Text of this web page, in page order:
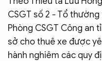
CSGT số 2 - Tổ
Phòng CSGT Công an
sở cho thuê xe được
hành nghiêm các quy